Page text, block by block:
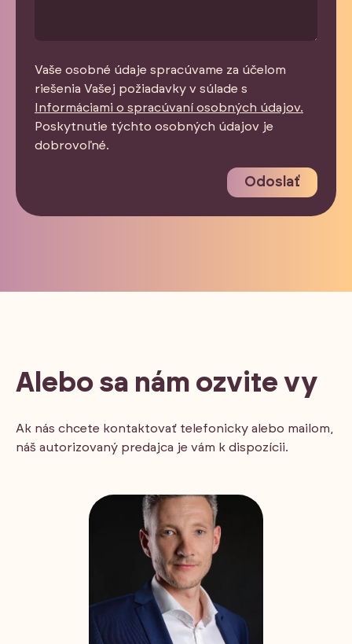
Vaše osobné údaje spracúvame za účelom
riešenia Vašej požiadavky v súlade s
Informáciami o spracúvaní osobných údajov.
Poskytnutie týchto osobných údajov je
dobrovoľné.
Odoslať
Alebo sa nám ozvite vy
Ak nás chcete kontaktovať telefonicky alebo mailom,
náš autorizovaný predajca je vám k dispozícii.